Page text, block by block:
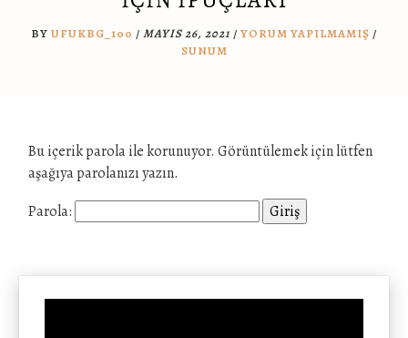
BY UFUKBG_100 / MAYIS 26, 2021 / YORUM YAPILMAMIŞ /
SUNUM
Bu içerik parola ile korunuyor. Görüntülemek için lütfen
aşağıya parolanızı yazın.
Parola: